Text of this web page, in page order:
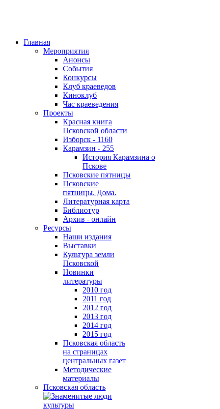
Главная
Мероприятия
Анонсы
События
Конкурсы
Клуб краеведов
Киноклуб
Час краеведения
Проекты
Красная книга
Псковской области
Изборск - 1160
Карамзин - 255
История Карамзина о
Пскове
Псковские пятницы
Псковские
пятницы. Дома.
Литературная карта
Библиотур
Архив - онлайн
Ресурсы
Наши издания
Выставки
Культура земли
Псковской
Новинки
литературы
2010 год
2011 год
2012 год
2013 год
2014 год
2015 год
Псковская область
на страницах
центральных газет
Методические
материалы
Псковская область